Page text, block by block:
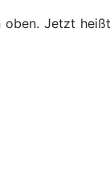
Jetzt